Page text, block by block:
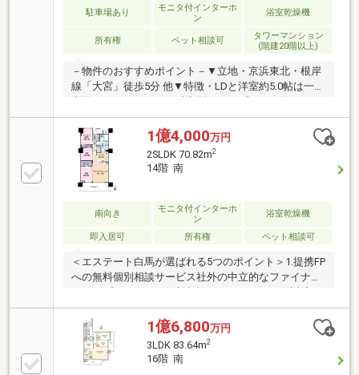
スクエア店 徒歩1分(約40m)■ ご希望の住まい探しをお
手伝いします ━━━━━・・・物件の詳細・ご相談は
お気軽にお問い合わせください。
駐車場あり
モニタ付インターホ
ン
浴室乾燥機
所有権 ペット相談可
タワーマンション
(階建20階以上)
－物件のおすすめポイント－▼立地・京浜東北・根岸
線「大宮」徒歩5分 他▼特徴・LDと洋室約5.0帖は一体
等、各洋室収納付・スカイラウンジ等、多彩な共用施
設有・各階にゴミ置き場・宅配BOX有・24時間有人管
理(管理員・コンシェルジュ・夜間警備員)・ペット飼
育可(細則有／足洗い場有)▼設備・食洗機・ディスポ
ーザー・浴室乾燥機・エコジョーズ▼周辺環境・マル
エツ大宮サクラスクエア店 徒歩1分(約40m)■ ご希望の
住まい探しをお手伝いします ━━━━━・・・物件の
詳細・ご相談はお気軽にお問い合わせください。
1億4,000万円
2SLDK 70.82m2
14階 南
南向き
モニタ付インターホ
ン
浴室乾燥機
即入居可 所有権 ペット相談可
＜エステート白馬が選ばれる5つのポイント＞1.提携FP
への無料個別相談サービス社外の中立的なファイナン
けでなく、教育・老後の資金等も含めてシミュレーシ
ョンをご提案できます。2.物件情報が豊富さいたま市
を中心にたくさんの情報をご用意しております。イン
ターネット広告前の未公開物件も多数取り揃えており
ます。3.HAKUBAグループでリフォーム、注文建築一
1億6,800万円
3LDK 83.64m2
16階 南